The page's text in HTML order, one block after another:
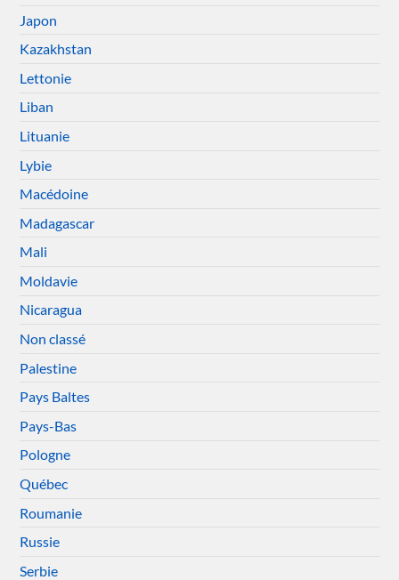
Japon
Kazakhstan
Lettonie
Liban
Lituanie
Lybie
Macédoine
Madagascar
Mali
Moldavie
Nicaragua
Non classé
Palestine
Pays Baltes
Pays-Bas
Pologne
Québec
Roumanie
Russie
Serbie